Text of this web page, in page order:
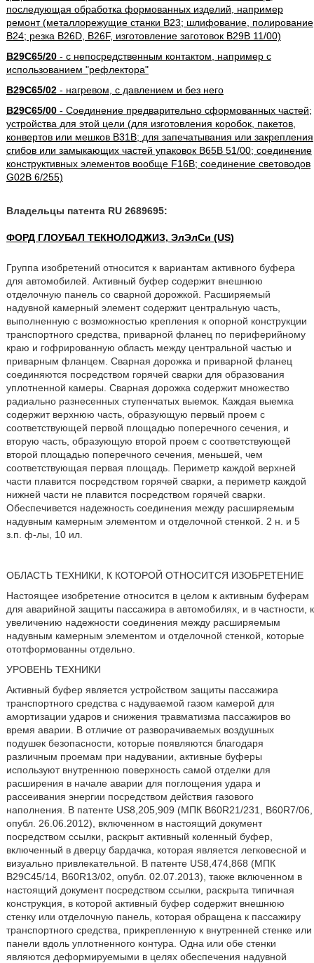
последующая обработка формованных изделий, например
ремонт (металлорежущие станки B23; шлифование, полирование
B24; резка B26D, B26F, изготовление заготовок B29B 11/00)
B29C65/20- с непосредственным контактом, например с
использованием "рефлектора"
B29C65/02- нагревом, с давлением и без него
B29C65/00- Соединение предварительно сформованных частей;
устройства для этой цели (для изготовления коробок, пакетов,
конвертов или мешков B31B; для запечатывания или закрепления
сгибов или замыкающих частей упаковок B65B 51/00; соединение
конструктивных элементов вообще F16B; соединение световодов
G02B 6/255)
Владельцы патента RU 2689695:
ФОРД ГЛОУБАЛ ТЕКНОЛОДЖИЗ, ЭлЭлСи (US)
Группа изобретений относится к вариантам активного буфера
для автомобилей. Активный буфер содержит внешнюю
отделочную панель со сварной дорожкой. Расширяемый
надувной камерный элемент содержит центральную часть,
выполненную с возможностью крепления к опорной конструкции
транспортного средства, приварной фланец по периферийному
краю и гофрированную область между центральной частью и
приварным фланцем. Сварная дорожка и приварной фланец
соединяются посредством горячей сварки для образования
уплотненной камеры. Сварная дорожка содержит множество
радиально разнесенных ступенчатых выемок. Каждая выемка
содержит верхнюю часть, образующую первый проем с
соответствующей первой площадью поперечного сечения, и
вторую часть, образующую второй проем с соответствующей
второй площадью поперечного сечения, меньшей, чем
соответствующая первая площадь. Периметр каждой верхней
части плавится посредством горячей сварки, а периметр каждой
нижней части не плавится посредством горячей сварки.
Обеспечивется надежность соединения между расширяемым
надувным камерным элементом и отделочной стенкой. 2 н. и 5
з.п. ф-лы, 10 ил.
ОБЛАСТЬ ТЕХНИКИ, К КОТОРОЙ ОТНОСИТСЯ ИЗОБРЕТЕНИЕ
Настоящее изобретение относится в целом к активным буферам
для аварийной защиты пассажира в автомобилях, и в частности, к
увеличению надежности соединения между расширяемым
надувным камерным элементом и отделочной стенкой, которые
ототформованны отдельно.
УРОВЕНЬ ТЕХНИКИ
Активный буфер является устройством защиты пассажира
транспортного средства с надуваемой газом камерой для
амортизации ударов и снижения травматизма пассажиров во
время аварии. В отличие от разворачиваемых воздушных
подушек безопасности, которые появляются благодаря
различным проемам при надувании, активные буферы
используют внутреннюю поверхность самой отделки для
расширения в начале аварии для поглощения удара и
рассеивания энергии посредством действия газового
наполнения. В патенте US8,205,909 (МПК B60R21/231, B60R7/06,
опубл. 26.06.2012), включенном в настоящий документ
посредством ссылки, раскрыт активный коленный буфер,
включенный в дверцу бардачка, которая является легковесной и
визуально привлекательной. В патенте US8,474,868 (МПК
B29C45/14, B60R13/02, опубл. 02.07.2013), также включенном в
настоящий документ посредством ссылки, раскрыта типичная
конструкция, в которой активный буфер содержит внешнюю
стенку или отделочную панель, которая обращена к пассажиру
транспортного средства, прикрепленную к внутренней стенке или
панели вдоль уплотненного контура. Одна или обе стенки
являются деформируемыми в целях обеспечения надувной